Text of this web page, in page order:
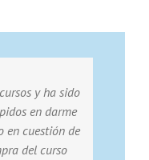
y ha sido
en darme
en cuestión de
del curso